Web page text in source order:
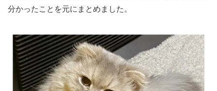
分かったことを元にまとめました。